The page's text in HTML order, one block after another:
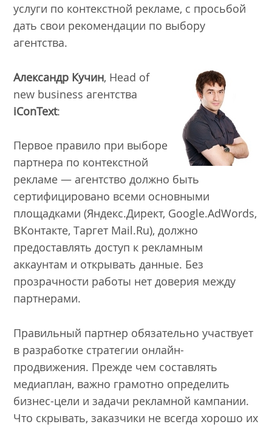
услуги по контекстной рекламе, с просьбой
дать свои рекомендации по выбору
агентства.
Александр Кучин, Head of
new business агентства
iConText:
Первое правило при выборе
партнера по контекстной
рекламе — агентство должно быть
сертифицировано всеми основными
площадками (Яндекс.Директ, Google.AdWords,
ВКонтакте, Таргет Mail.Ru), должно
предоставлять доступ к рекламным
аккаунтам и открывать данные. Без
прозрачности работы нет доверия между
партнерами.
Правильный партнер обязательно участвует
в разработке стратегии онлайн-
продвижения. Прежде чем составлять
медиаплан, важно грамотно определить
бизнес-цели и задачи рекламной кампании.
Что скрывать, заказчики не всегда хорошо их